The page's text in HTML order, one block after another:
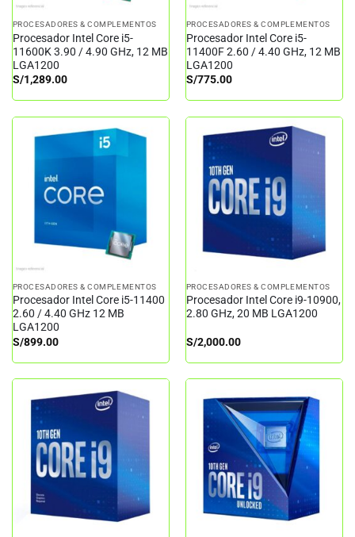
PROCESADORES & COMPLEMENTOS
Procesador Intel Core i5-
11600K 3.90 / 4.90 GHz, 12 MB
LGA1200
S/1,289.00
PROCESADORES & COMPLEMENTOS
Procesador Intel Core i5-
11400F 2.60 / 4.40 GHz, 12 MB
LGA1200
S/775.00
PROCESADORES & COMPLEMENTOS
Procesador Intel Core i5-11400
2.60 / 4.40 GHz 12 MB
LGA1200
S/899.00
PROCESADORES & COMPLEMENTOS
Procesador Intel Core i9-10900,
2.80 GHz, 20 MB LGA1200
S/2,000.00